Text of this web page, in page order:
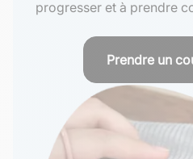
progresser et à prendre
Prendre un